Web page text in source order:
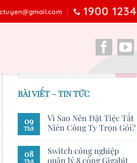
1900 1234
BÀI VIẾT – TIN TỨC
09
Th8
Vì Sao Nên Đặt Tiệc Tất
Niên Công Ty Trọn Gói?
08
Th8
Switch công nghiệp
quản lý 8 cổng Gigabit